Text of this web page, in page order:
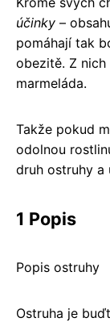
účinky –
pomáhají tak
obezitě. Z
marmeláda.
Takže pokud
odolnou
druh ostruhy a
1 Popis
Popis ostruhy
Ostruha je